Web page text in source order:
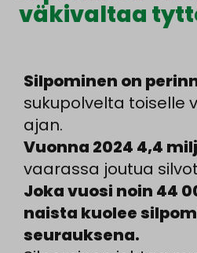
väkivaltaa
Silpominen on
sukupolvelta toiselle
ajan.
Vuonna 2024 4,4
vaarassa joutua
Joka vuosi noin 44
naista kuolee
seurauksena.